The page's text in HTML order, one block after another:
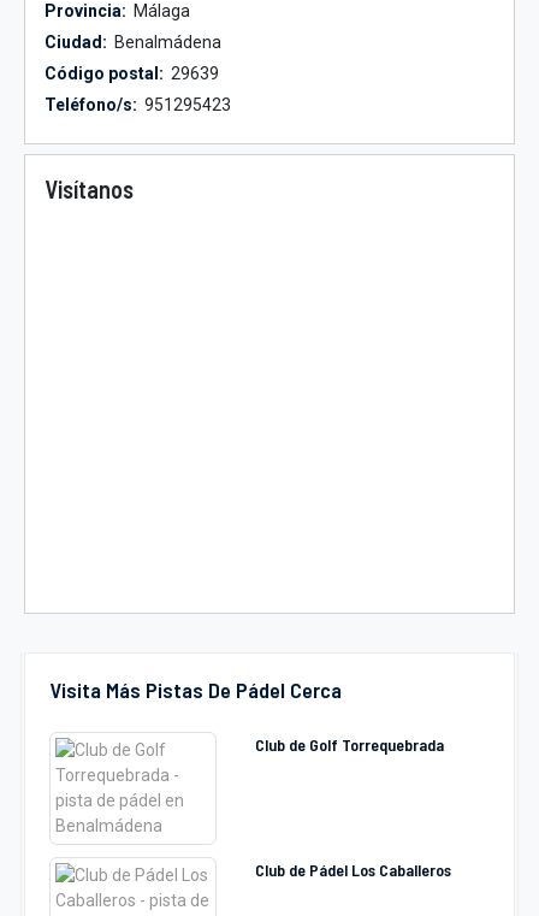
Visita Más Pistas De Pádel Cerca
Club de Golf Torrequebrada
Club de Pádel Los Caballeros
Provincia: Málaga
Ciudad: Benalmádena
Código postal: 29639
Teléfono/s: 951295423
Visítanos